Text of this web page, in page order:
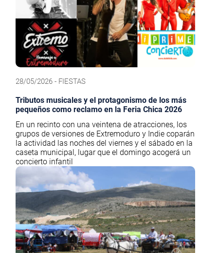
28/05/2026 - FIESTAS
Tributos musicales y el protagonismo de los más
pequeños como reclamo en la Feria Chica 2026
En un recinto con una veintena de atracciones, los
grupos de versiones de Extremoduro y Indie coparán
la actividad las noches del viernes y el sábado en la
caseta municipal, lugar que el domingo acogerá un
concierto infantil